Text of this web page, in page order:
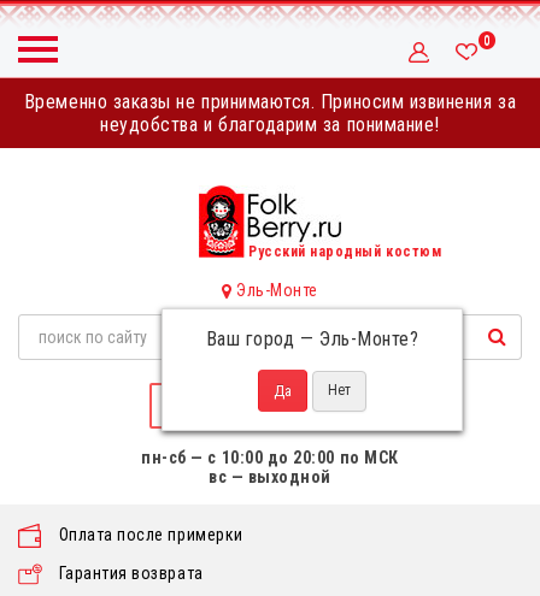
Временно заказы не принимаются. Приносим извинения за
неудобства и благодарим за понимание!
0
Русский народный костюм
Эль-Монте
Ваш город — Эль-Монте?
НАПИСАТЬ НАМ
пн-сб — с 10:00 до 20:00 по МСК
вс — выходной
Оплата после примерки
Гарантия возврата